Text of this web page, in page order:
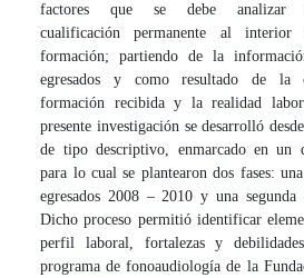
factores que se debe
cualificación permanente al
formación; partiendo de la
egresados y como resultado de la
formación recibida y la realidad
presente investigación se desarrolló
de tipo descriptivo, enmarcado en un
para lo cual se plantearon dos fases:
egresados 2008 – 2010 y una segunda
Dicho proceso permitió identificar
perfil laboral, fortalezas y
programa de fonoaudiología de la